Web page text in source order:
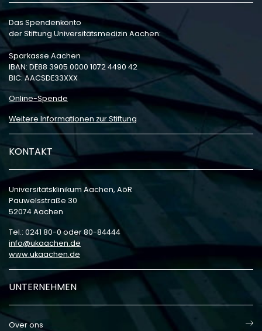
Das Spendenkonto
der Stiftung Universitätsmedizin Aachen:
Sparkasse Aachen
IBAN: DE88 3905 0000 1072 4490 42
BIC: AACSDE33XXX
Online-Spende
Weitere Informationen zur Stiftung
KONTAKT
Universitätsklinikum Aachen, AöR
Pauwelsstraße 30
52074 Aachen
Tel.: 0241 80-0 oder 80-84444
info
ukaachen de
www.ukaachen.de
UNTERNEHMEN
Over ons